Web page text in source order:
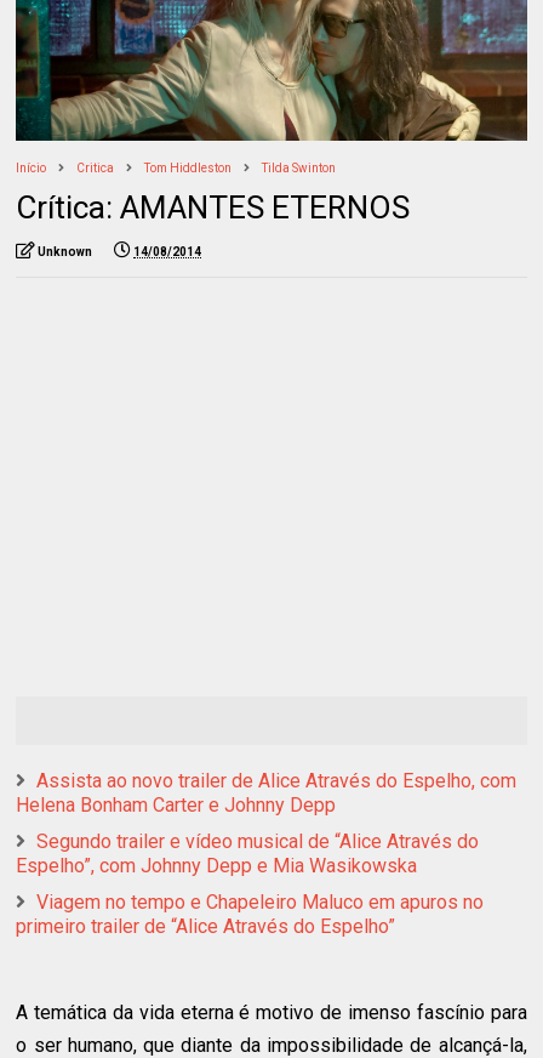
Início Critica Tom Hiddleston Tilda Swinton
Crítica: AMANTES ETERNOS
Unknown 14/08/2014
Assista ao novo trailer de Alice Através do Espelho, com
Helena Bonham Carter e Johnny Depp
Segundo trailer e vídeo musical de “Alice Através do
Espelho”, com Johnny Depp e Mia Wasikowska
Viagem no tempo e Chapeleiro Maluco em apuros no
primeiro trailer de “Alice Através do Espelho”
A temática da vida eterna é motivo de imenso fascínio para
o ser humano, que diante da impossibilidade de alcançá-la,